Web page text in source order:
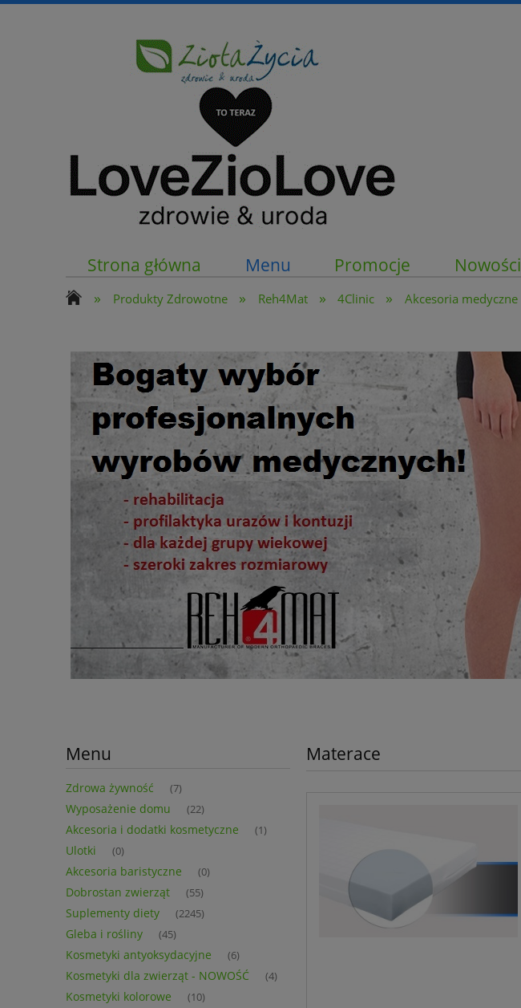
Strona główna Menu Promocje Nowości
Kontakt z nami
» Produkty Zdrowotne » Reh4Mat » 4Clinic » Akcesoria medyczne
Menu
Zdrowa żywność (7)
Wyposażenie domu (22)
Akcesoria i dodatki kosmetyczne (1)
Ulotki (0)
Akcesoria baristyczne (0)
Dobrostan zwierząt (55)
Suplementy diety (2245)
Gleba i rośliny (45)
Kosmetyki antyoksydacyjne (6)
Kosmetyki dla zwierząt - NOWOŚĆ (4)
Kosmetyki kolorowe (10)
Materace